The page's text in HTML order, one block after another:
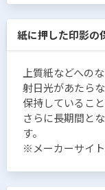
紙に押した印影の
上質紙などへの
射日光があたら
保持しているこ
さらに長期間と
す。
※メーカーサイ